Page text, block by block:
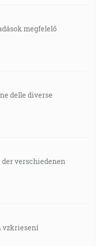
megfelelő
delle diverse
verschiedenen
vzkriesení